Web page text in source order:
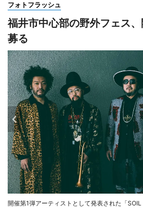
フォトフラッシュ
福井市中心部の野外フェス
募る
開催第1弾アーティストとして発表された「